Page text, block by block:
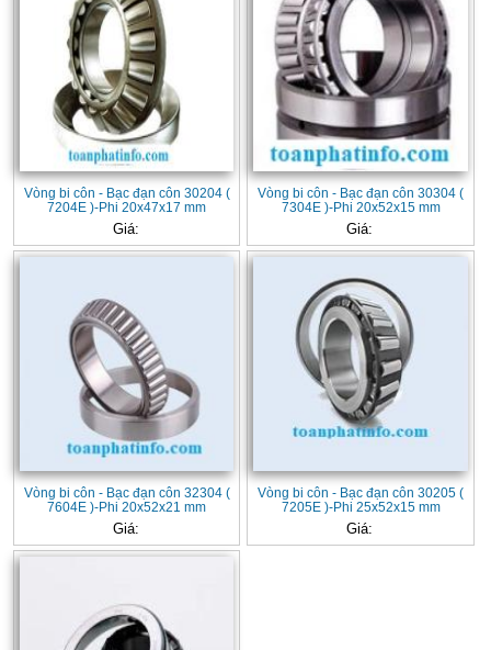
Vòng bi côn - Bạc đạn côn 30204 (
7204E )-Phi 20x47x17 mm
Giá:
Vòng bi côn - Bạc đạn côn 30304 (
7304E )-Phi 20x52x15 mm
Giá:
Vòng bi côn - Bạc đạn côn 32304 (
7604E )-Phi 20x52x21 mm
Giá:
Vòng bi côn - Bạc đạn côn 30205 (
7205E )-Phi 25x52x15 mm
Giá: